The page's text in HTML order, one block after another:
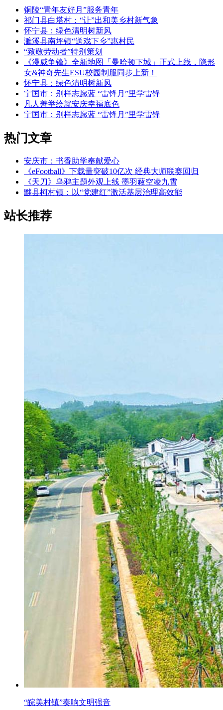
铜陵“青年友好月”服务青年
祁门县白塔村：“让”出和美乡村新气象
怀宁县：绿色清明树新风
濉溪县南坪镇“送戏下乡”惠村民
“致敬劳动者”特别策划
《漫威争锋》全新地图「曼哈顿下城」正式上线，隐形
女&神奇先生ESU校园制服同步上新！
怀宁县：绿色清明树新风
宁国市：别样志愿蓝 “雷锋月”里学雷锋
凡人善举绘就安庆幸福底色
宁国市：别样志愿蓝 “雷锋月”里学雷锋
热门文章
安庆市：书香助学奉献爱心
《eFootball》下载量突破10亿次 经典大师联赛回归
《天刀》乌鸦主题外观上线 墨羽蔽空凌九霄
黟县柯村镇：以“党建红”激活基层治理高效能
站长推荐
“皖美村镇”奏响文明强音